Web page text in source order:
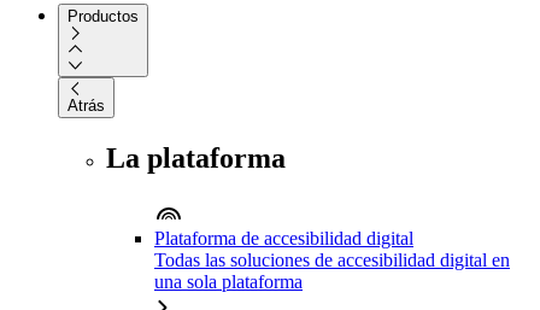
Productos
Atrás
La plataforma
Plataforma de accesibilidad digital
Todas las soluciones de accesibilidad digital en
una sola plataforma